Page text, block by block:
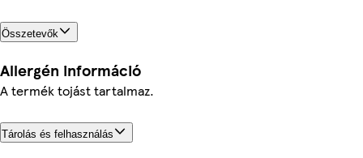
Összetevők
Allergén információ
A termék tojást tartalmaz.
Tárolás és felhasználás